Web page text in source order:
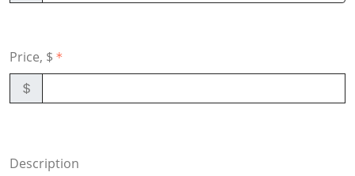
Price, $
Description